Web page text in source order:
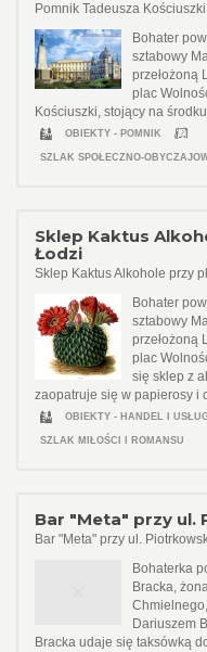
Pomnik Tadeusza
Bohater
sztabowy
przełożoną
plac
Kościuszki, stojący na
OBIEKTY - POMNIK
SZLAK SPOŁECZNO-
Sklep Kaktus
Łodzi
Sklep Kaktus Alkohole przy
Bohater
sztabowy
przełożoną
plac
się sklep z
zaopatruje się w papierosy i
OBIEKTY - HANDEL I
SZLAK MIŁOŚCI I ROMANSU
Bar "Meta" przy ul.
Bar "Meta" przy ul.
Bohaterka
Bracka,
Dariuszem
Bracka udaje się taksówką